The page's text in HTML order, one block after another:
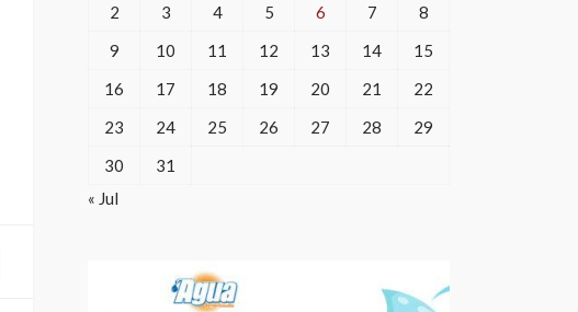
2
3 4 5 6 7
8
9
10 11 12 13 14
15
16
17 18 19 20 21
22
23
24 25 26 27 28
29
30
31
« Jul